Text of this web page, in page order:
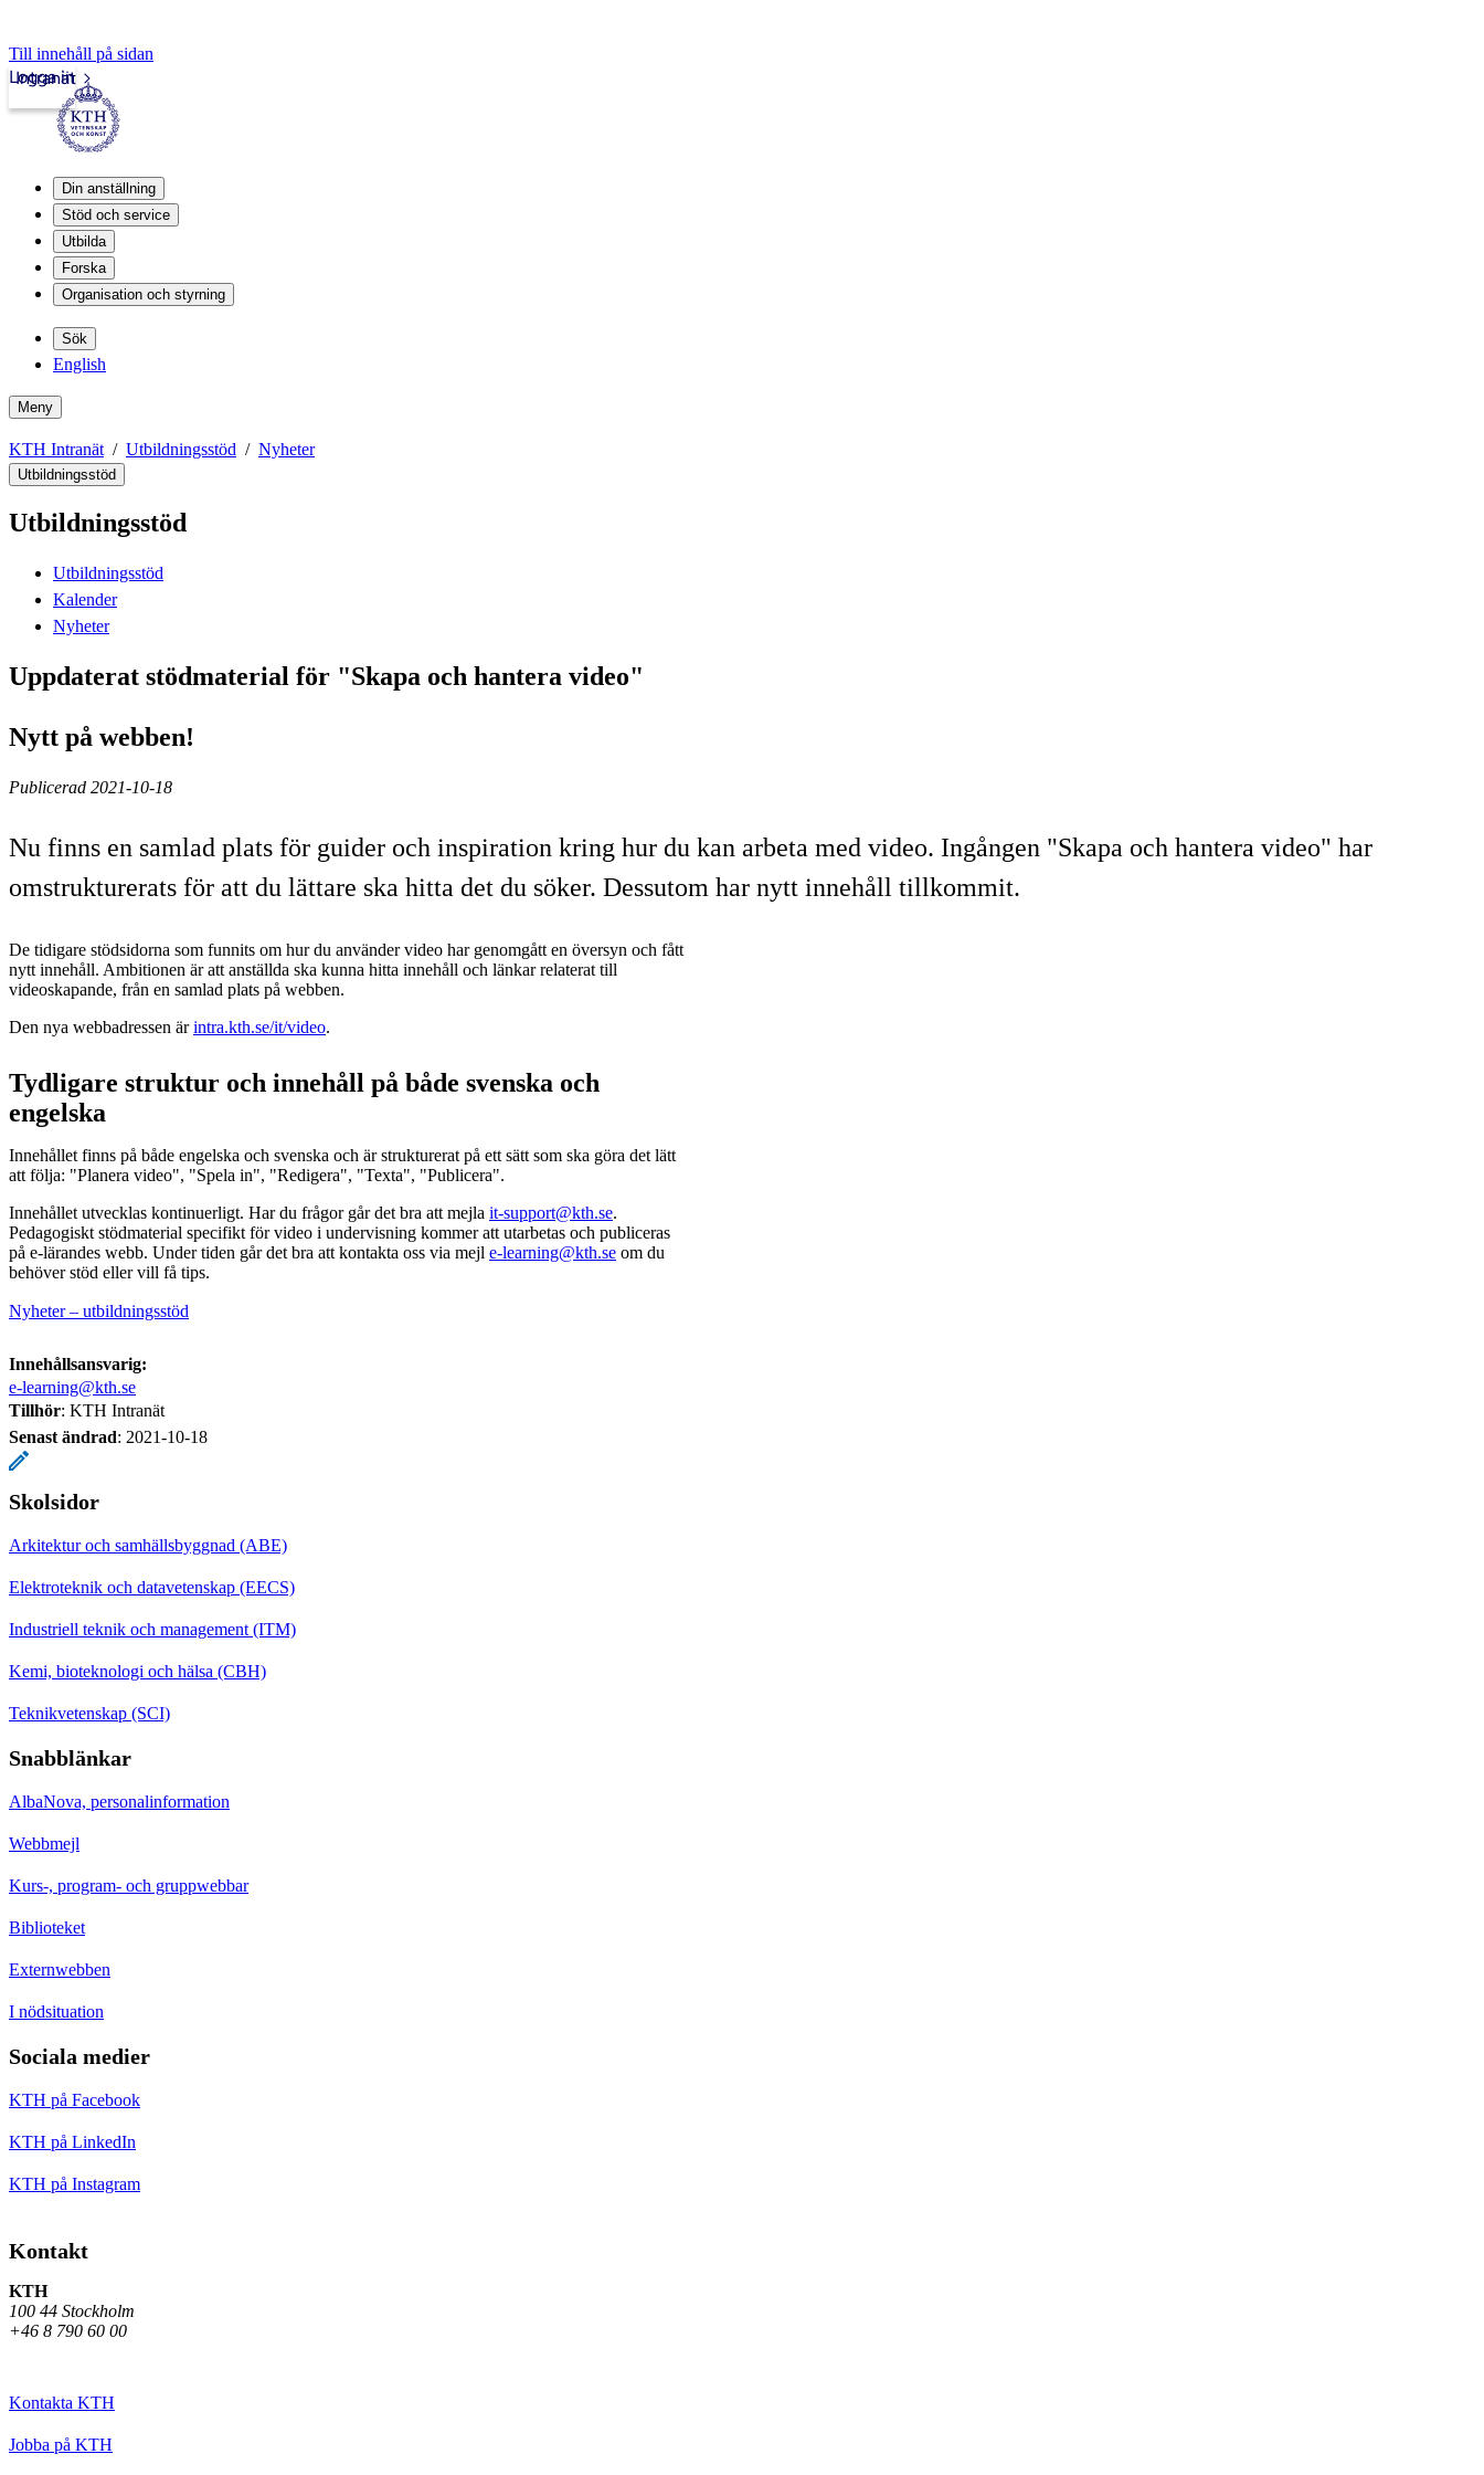
Till innehåll på sidan
Intranät
Logga in
Din anställning
Stöd och service
Utbilda
Forska
Organisation och styrning
Sök
English
Meny
KTH Intranät Utbildningsstöd Nyheter
Utbildningsstöd
Utbildningsstöd
Utbildningsstöd
Kalender
Nyheter
Uppdaterat stödmaterial för "Skapa och hantera video"
Nytt på webben!
Publicerad 2021-10-18
Nu finns en samlad plats för guider och inspiration kring hur du kan arbeta med video. Ingången "Skapa och hantera video" har
omstrukturerats för att du lättare ska hitta det du söker. Dessutom har nytt innehåll tillkommit.
De tidigare stödsidorna som funnits om hur du använder video har genomgått en översyn och fått
nytt innehåll. Ambitionen är att anställda ska kunna hitta innehåll och länkar relaterat till
videoskapande, från en samlad plats på webben.
Den nya webbadressen ärintra.kth.se/it/video.
Tydligare struktur och innehåll på både svenska och
engelska
Innehållet finns på både engelska och svenska och är strukturerat på ett sätt som ska göra det lätt
att följa: "Planera video", "Spela in", "Redigera", "Texta", "Publicera".
Innehållet utvecklas kontinuerligt. Har du frågor går det bra att mejla it-support@kth.se.
Pedagogiskt stödmaterial specifikt för video i undervisning kommer att utarbetas och publiceras
på e-lärandes webb. Under tiden går det bra att kontakta oss via mejl e-learning@kth.se om du
behöver stöd eller vill få tips.
Nyheter – utbildningsstöd
Innehållsansvarig:
e-learning@kth.se
Tillhör: KTH Intranät
Senast ändrad: 2021-10-18
Skolsidor
Arkitektur och samhällsbyggnad (ABE)
Elektroteknik och datavetenskap (EECS)
Industriell teknik och management (ITM)
Kemi, bioteknologi och hälsa (CBH)
Teknikvetenskap (SCI)
Snabblänkar
AlbaNova, personalinformation
Webbmejl
Kurs-, program- och gruppwebbar
Biblioteket
Externwebben
I nödsituation
Sociala medier
KTH på Facebook
KTH på LinkedIn
KTH på Instagram
Kontakt
KTH
100 44 Stockholm
+46 8 790 60 00
Kontakta KTH
Jobba på KTH